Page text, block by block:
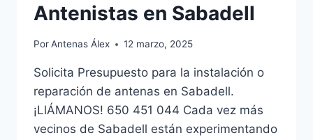
Antenistas en Sabadell
PorAntenas Álex 12 marzo, 2025
Solicita Presupuesto para la instalación o
reparación de antenas en Sabadell.
¡LlÁMANOS! 650 451 044 Cada vez más
vecinos de Sabadell están experimentando